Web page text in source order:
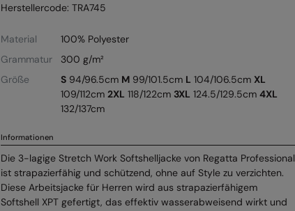
Herstellercode: TRA745
Material
100% Polyester
Grammatur
300 g/m²
Größe
S94/96.5cm M99/101.5cm L 104/106.5cm XL
109/112cm 2XL 118/122cm 3XL 124.5/129.5cm 4XL
132/137cm
Informationen
Die 3-lagige Stretch Work Softshelljacke von Regatta Professional
ist strapazierfähig und schützend, ohne auf Style zu verzichten.
Diese Arbeitsjacke für Herren wird aus strapazierfähigem
Softshell XPT gefertigt, das effektiv wasserabweisend wirkt und